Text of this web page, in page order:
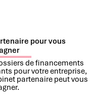
pour vous
de financements
pour votre entreprise,
partenaire peut vous